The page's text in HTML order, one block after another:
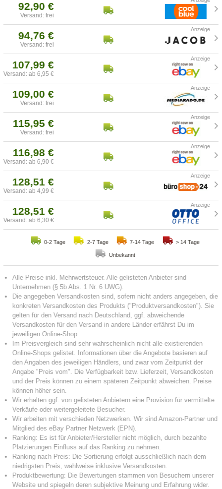
92,90 €
Versand: frei
94,76 €
Versand: frei
107,99 €
Versand: ab 6,95 €
109,00 €
Versand: frei
115,95 €
Versand: frei
116,98 €
Versand: ab 6,90 €
128,51 €
Versand: ab 4,99 €
128,51 €
Versand: ab 6,30 €
0-2 Tage 2-7 Tage 7-14 Tage > 14 Tage
Unbekannt